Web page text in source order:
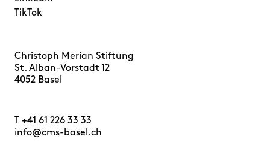
TikTok
Christoph Merian Stiftung
St. Alban-Vorstadt 12
4052 Basel
+41 61 226 33 33
info@cms-basel.ch